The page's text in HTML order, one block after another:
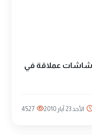
شاشات عملاقة في
الأحد 23 آيار 2010 4527